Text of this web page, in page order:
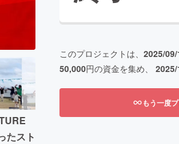
たスト
このプロジェクトは、 2025/
50,000円の資金を集め、
もう一度